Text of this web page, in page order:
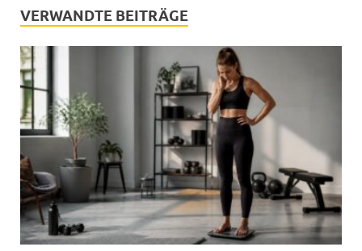
VERWANDTE BEITRÄGE